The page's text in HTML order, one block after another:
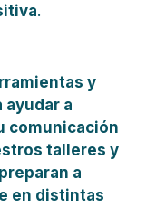
.
y
ayudar a
comunicación
talleres y
a
en distintas